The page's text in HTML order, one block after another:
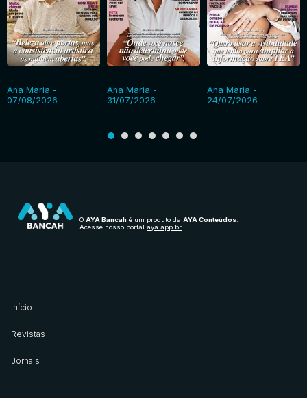
Ana Maria -
07/08/2026
Ana Maria -
31/07/2026
Ana Maria -
24/07/2026
O AYA Bancah é um produto da AYA Conteúdos
Acesse nosso portal aya.app.br
Início
Revistas
Jornais